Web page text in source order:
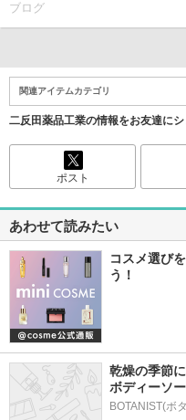
ブログ
関連アイテムカテゴリ
二反田薬品工業の情報をお友達に
ポスト
あわせて読みたい
コスメ選び
う！
乾燥の季節
ボディーソ
BOTANIST(ボ